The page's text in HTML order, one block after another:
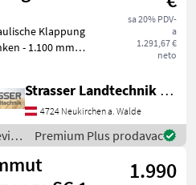
sa 20% PDV-
a
1.291,67 €
neto
Klappung
- 1.100 mm
-
aus
-
Strasser Landtechnik GmbH
4724 Neukirchen a. Walde
i
i
Premium Plus prodavac
1.990